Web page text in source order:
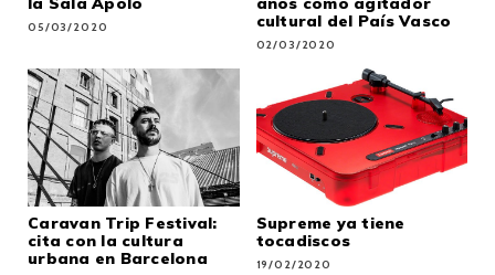
05/03/2020
cultural del País Vasco
02/03/2020
Caravan Trip Festival:
cita con la cultura
urbana en Barcelona
Supreme ya tiene
tocadiscos
19/02/2020